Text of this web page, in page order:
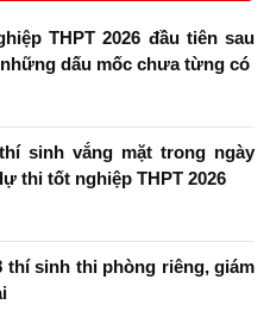
THPT 2026 đầu tiên sau
dấu mốc chưa từng có
sinh vắng mặt trong ngày
thi tốt nghiệp THPT 2026
thí sinh thi phòng riêng, giám